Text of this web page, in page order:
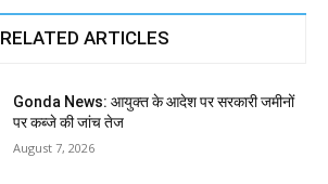
RELATED ARTICLES
Gonda News: आयुक्त के आदेश पर सरकारी जमीनों
पर कब्जे की जांच तेज
August 7, 2026